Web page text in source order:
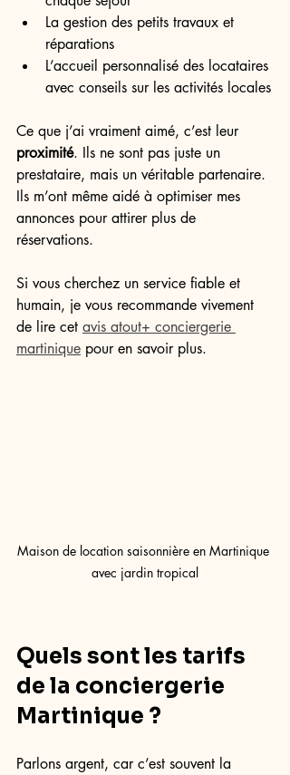
La gestion des petits travaux et
réparations
L’accueil personnalisé des locataires
avec conseils sur les activités locales
Ce que j’ai vraiment aimé, c’est leur
proximité. Ils ne sont pas juste un
prestataire, mais un véritable partenaire.
Ils m’ont même aidé à optimiser mes
annonces pour attirer plus de
réservations.
Si vous cherchez un service fiable et
humain, je vous recommande vivement
de lire cet avis atout+ conciergerie
martinique pour en savoir plus.
Maison de location saisonnière en Martinique
avec jardin tropical
Quels sont les tarifs
de la conciergerie
Martinique ?
Parlons argent, car c’est souvent la